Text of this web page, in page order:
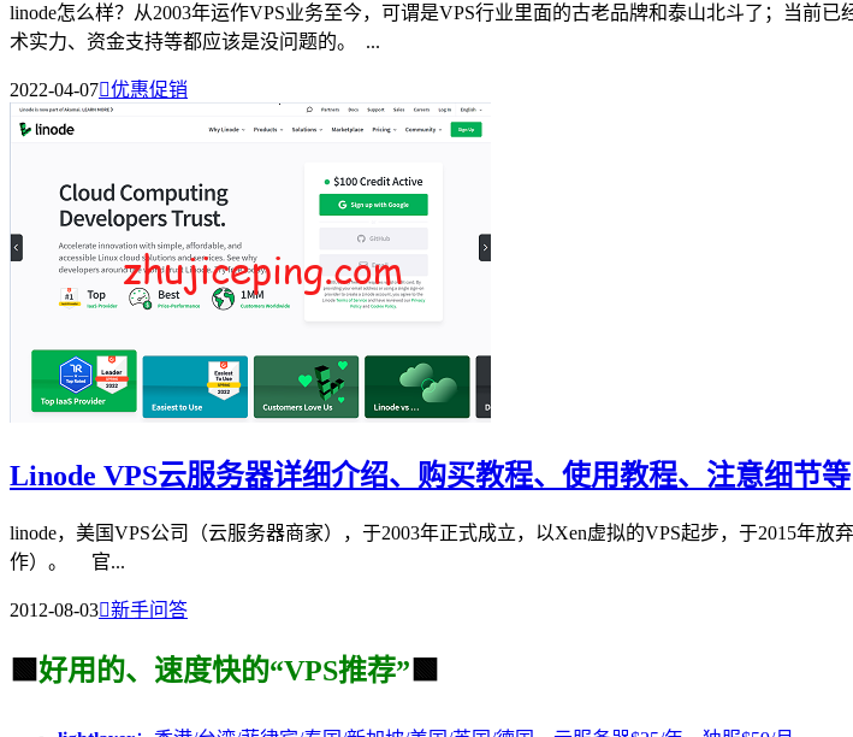
linode怎么样？从2003年运作VPS业务至今，可谓是VPS行业里面的古老品牌和泰山北斗了；当前
术实力、资金支持等都应该是没问题的。 ...
2022-04-07优惠促销
Linode VPS云服务器详细介绍、购买教程、使用教程、注意细节等
linode，美国VPS公司（云服务器商家），于2003年正式成立，以Xen虚拟的VPS起步，于2015年
作）。 官...
2012-08-03新手问答
🟩 好用的、速度快的“VPS推荐” 🟩